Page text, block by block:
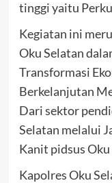
tinggi yaitu
Kegiatan ini
Oku Selatan
Transformasi
Berkelanjutan
Dari sektor
Selatan melalui
Kanit pidsus Oku
Kapolres Oku